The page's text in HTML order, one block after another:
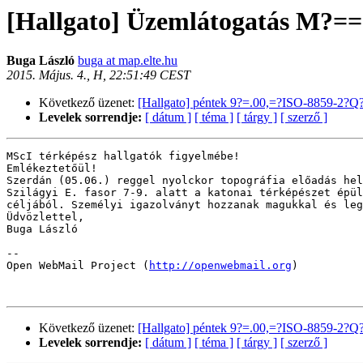
[Hallgato] Üzemlátogatás
Buga László buga at map.elte.hu
2015. Május. 4., H, 22:51:49 CEST
Következő üzenet: [Hallgato] péntek 9?=.00,=?ISO-8859-
Levelek sorrendje: [ dátum ] [ téma ] [ tárgy ] [ szerző ]
MScI térképész hallgatók figyelmébe!
Emlékeztetőül!
Szerdán (05.06.) reggel nyolckor topográfia előadás
Szilágyi E. fasor 7-9. alatt a katonai térképészet
céljából. Személyi igazolványt hozzanak magukkal és
Üdvözlettel,
Buga László
--
Open WebMail Project ( http://openwebmail.org )
Következő üzenet: [Hallgato] péntek 9?=.00,=?ISO-8859-
Levelek sorrendje: [ dátum ] [ téma ] [ tárgy ] [ szerző ]